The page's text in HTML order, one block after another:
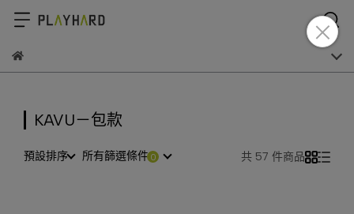
KAVU－包款
預設排序 所有篩選條件 共 57 件商品